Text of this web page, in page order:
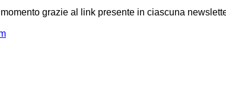
grazie al link presente in ciascuna